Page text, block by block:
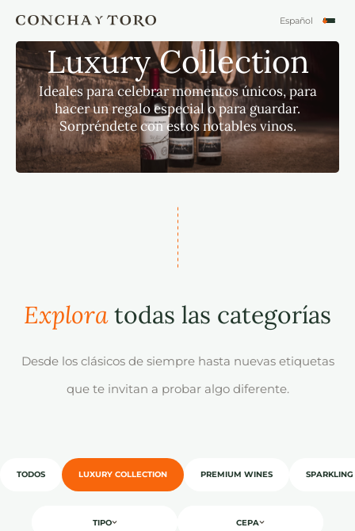
Español
English
Luxury Collection
Ideales para celebrar momentos únicos, para
hacer un regalo especial o para guardar.
Sorpréndete con estos notables vinos.
Exploratodas las categorías
Desde los clásicos de siempre hasta nuevas etiquetas
que te invitan a probar algo diferente.
TODOS LUXURY COLLECTION PREMIUM WINES SPARKLING
TIPO CEPA